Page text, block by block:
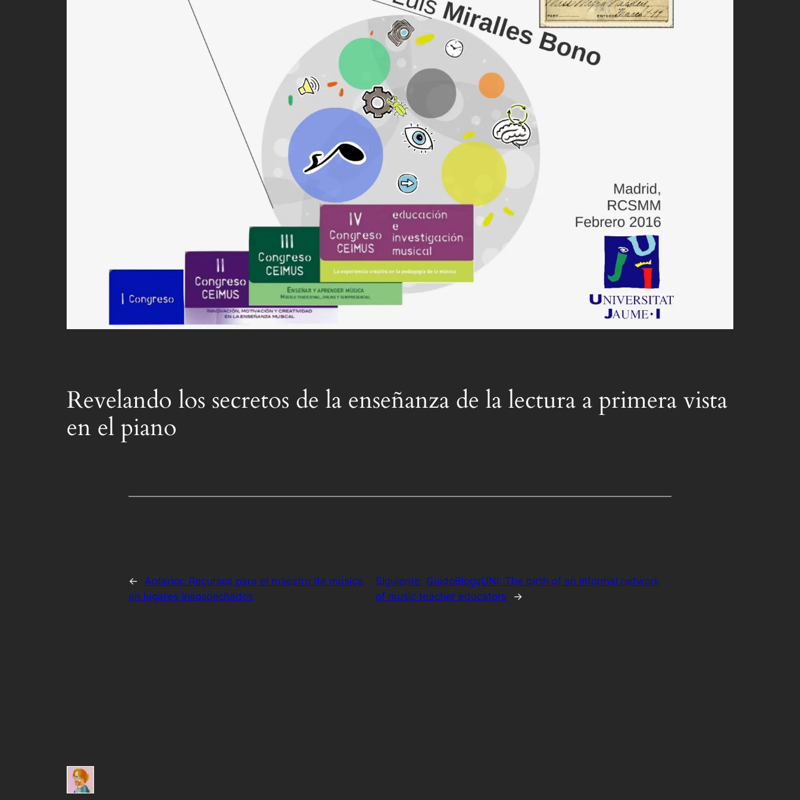
Revelando los secretos de la enseñanza de la lectura a primera vista
en el piano
← Anterior: Recursos para el maestro de música
en lugares insospechados
Siguiente: GuidoBlogsUNI: The birth of an informal network
of music teacher educators
→